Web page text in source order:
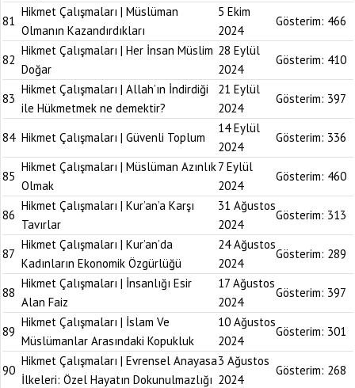
81
Hikmet Çalışmaları | Müslüman
Olmanın Kazandırdıkları
5 Ekim
2024
Gösterim: 466
82
Hikmet Çalışmaları | Her İnsan Müslim
Doğar
28 Eylül
2024
Gösterim: 410
83
Hikmet Çalışmaları | Allah’ın İndirdiği
ile Hükmetmek ne demektir?
21 Eylül
2024
Gösterim: 397
84 Hikmet Çalışmaları | Güvenli Toplum
14 Eylül
2024
Gösterim: 336
85
Hikmet Çalışmaları | Müslüman Azınlık
Olmak
7 Eylül
2024
Gösterim: 460
86
Hikmet Çalışmaları | Kur’an’a Karşı
Tavırlar
31 Ağustos
2024
Gösterim: 313
87
Hikmet Çalışmaları | Kur’an’da
Kadınların Ekonomik Özgürlüğü
24 Ağustos
2024
Gösterim: 289
88
Hikmet Çalışmaları | İnsanlığı Esir
Alan Faiz
17 Ağustos
2024
Gösterim: 397
89
Hikmet Çalışmaları | İslam Ve
Müslümanlar Arasındaki Kopukluk
10 Ağustos
2024
Gösterim: 301
90
Hikmet Çalışmaları | Evrensel Anayasa
İlkeleri: Özel Hayatın Dokunulmazlığı
3 Ağustos
2024
Gösterim: 268